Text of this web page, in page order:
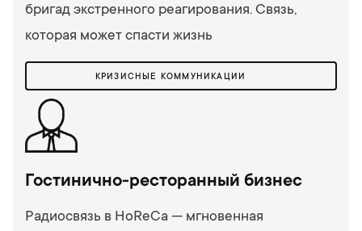
бригад экстренного реагирования. Связь,
которая может спасти жизнь
КРИЗИСНЫЕ КОММУНИКАЦИИ
Гостинично-ресторанный бизнес
Радиосвязь в HoReCa — мгновенная